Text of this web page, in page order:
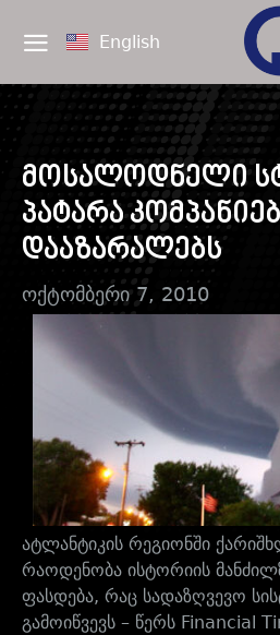
English
მოსალოდნელი
პატარა
დააზარალებს
ოქტომბერი 7, 2010
ატლანტიკის რეგიონში
რაოდენობა ისტორიის
ფასდება, რაც სადაზღვევო
გამოიწვევს – წერს Financial